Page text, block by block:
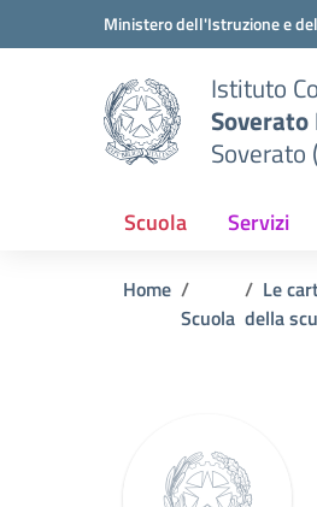
Vai ai contenuti
Vai al menu di navigazione
Ministero dell'Istruzione e
Istituto
Soverato
Scuola Servizi
Home
Scuola
Le
della